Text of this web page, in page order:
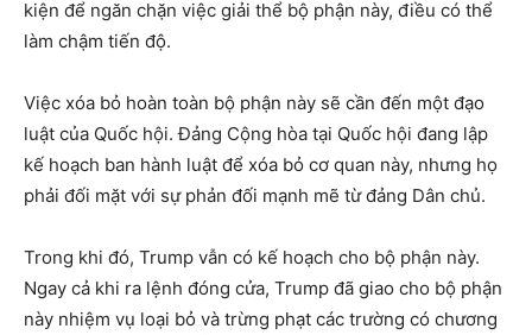
kiện để ngăn chặn việc giải thể bộ phận này, điều có thể
làm chậm tiến độ.
Việc xóa bỏ hoàn toàn bộ phận này sẽ cần đến một đạo
luật của Quốc hội. Đảng Cộng hòa tại Quốc hội đang lập
kế hoạch ban hành luật để xóa bỏ cơ quan này, nhưng họ
phải đối mặt với sự phản đối mạnh mẽ từ đảng Dân chủ.
Trong khi đó, Trump vẫn có kế hoạch cho bộ phận này.
Ngay cả khi ra lệnh đóng cửa, Trump đã giao cho bộ phận
này nhiệm vụ loại bỏ và trừng phạt các trường có chương